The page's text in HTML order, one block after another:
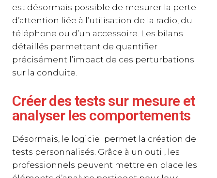
est désormais possible de mesurer la perte
d’attention liée à l’utilisation de la radio, du
téléphone ou d’un accessoire. Les bilans
détaillés permettent de quantifier
précisément l’impact de ces perturbations
sur la conduite.
Créer des tests sur mesure et
analyser les comportements
Désormais, le logiciel permet la création de
tests personnalisés. Grâce à un outil, les
professionnels peuvent mettre en place les